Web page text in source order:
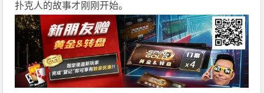
扑克人的故事才刚刚开始。